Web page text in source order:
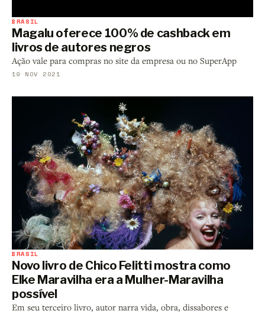
BRASIL
Magalu oferece 100% de cashback em
livros de autores negros
Ação vale para compras no site da empresa ou no SuperApp
19 NOV 2021
BRASIL
Novo livro de Chico Felitti mostra como
Elke Maravilha era a Mulher-Maravilha
possível
Em seu terceiro livro, autor narra vida, obra, dissabores e